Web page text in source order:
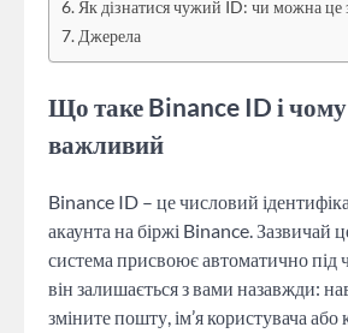
Як дізнатися чужий ID: чи можна це
Джерела
Що таке Binance ID і чому
важливий
Binance ID – це числовий
акаунта на біржі Binance. Зазвичай
система присвоює автоматично під
він залишається з вами назавжди:
зміните пошту, ім’я користувача або